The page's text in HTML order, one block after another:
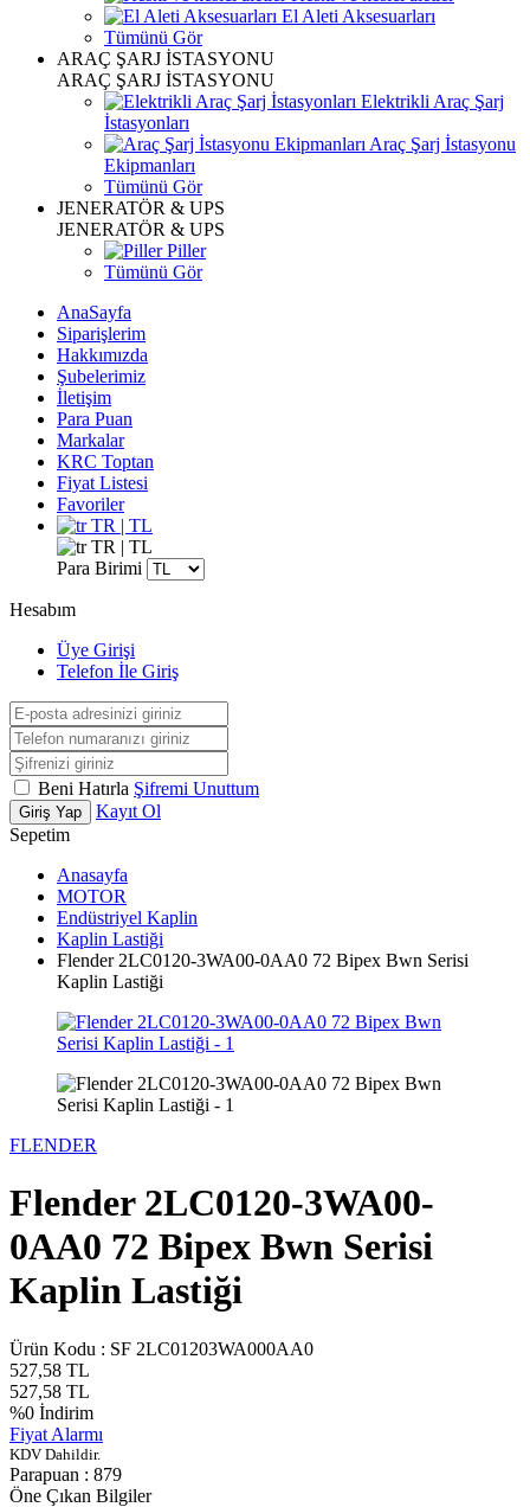
El Aleti Aksesuarları
Tümünü Gör
ARAÇ ŞARJ İSTASYONU
ARAÇ ŞARJ İSTASYONU
Elektrikli Araç Şarj
İstasyonları
Araç Şarj İstasyonu
Ekipmanları
Tümünü Gör
JENERATÖR & UPS
JENERATÖR & UPS
Piller
Tümünü Gör
AnaSayfa
Siparişlerim
Hakkımızda
Şubelerimiz
İletişim
Para Puan
Markalar
KRC Toptan
Fiyat Listesi
Favoriler
TR | TL
TR | TL
Para Birimi
Hesabım
Üye Girişi
Telefon İle Giriş
Beni Hatırla Şifremi Unuttum
Giriş Yap
Kayıt Ol
Sepetim
Anasayfa
MOTOR
Endüstriyel Kaplin
Kaplin Lastiği
Flender 2LC0120-3WA00-0AA0 72 Bipex Bwn Serisi
Kaplin Lastiği
FLENDER
Flender 2LC0120-3WA00-
0AA0 72 Bipex Bwn Serisi
Kaplin Lastiği
Ürün Kodu : SF 2LC01203WA000AA0
527,58 TL
527,58 TL
%0 İndirim
Fiyat Alarmı
KDV Dahildir.
Parapuan : 879
Öne Çıkan Bilgiler